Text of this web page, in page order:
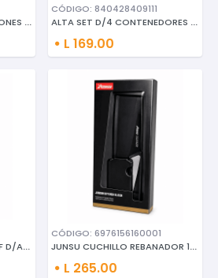
LIVARNO JUEGO D/ 3 TAZONES C/T
CÓDIGO: 840428409111
ALTA SET D/4 CONTENEDORES D/SI
L 169.00
JUNSU CHUCHILLO D/CHEF D/ACERO
CÓDIGO: 6976156160001
JUNSU CUCHILLO REBANADOR 10"
L 265.00